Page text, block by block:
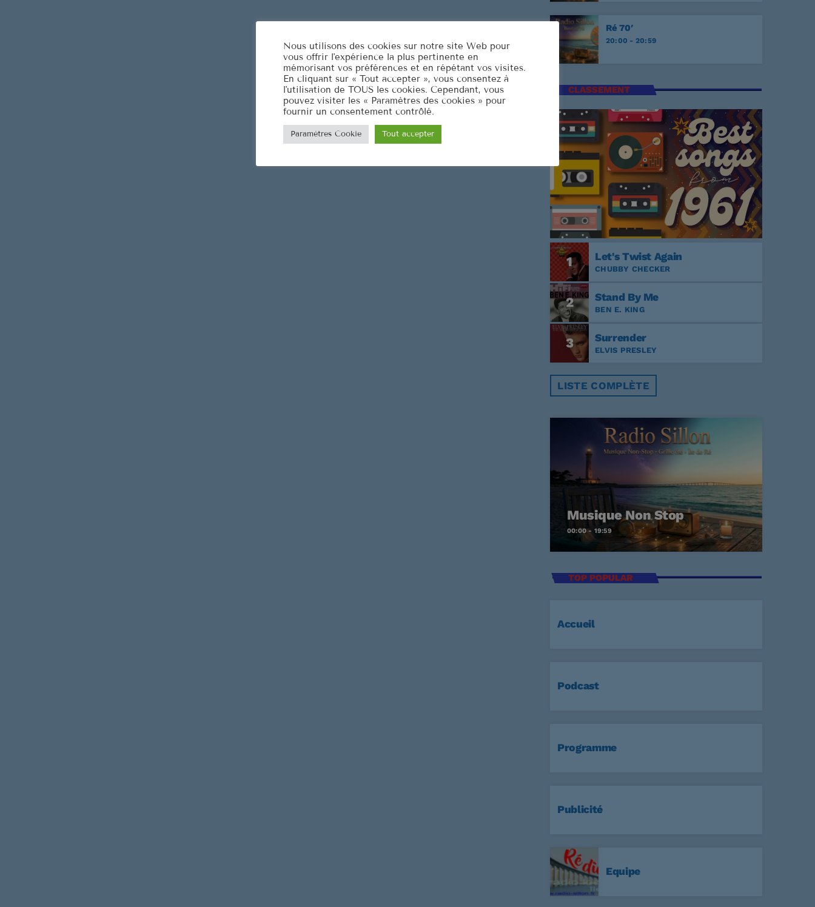
Ré 70′
20:00 - 20:59
CLASSEMENT
1 Let's Twist Again
CHUBBY CHECKER
2 Stand By Me
BEN E. KING
3 Surrender
ELVIS PRESLEY
LISTE COMPLÈTE
Musique Non Stop
00:00 - 19:59
TOP POPULAR
Accueil
Podcast
Programme
Publicité
Equipe
Nous utilisons des cookies sur notre site Web pour
vous offrir l'expérience la plus pertinente en
mémorisant vos préférences et en répétant vos visites.
En cliquant sur « Tout accepter », vous consentez à
l'utilisation de TOUS les cookies. Cependant, vous
pouvez visiter les « Paramètres des cookies » pour
fournir un consentement contrôlé.
Paramètres Cookie Tout accepter